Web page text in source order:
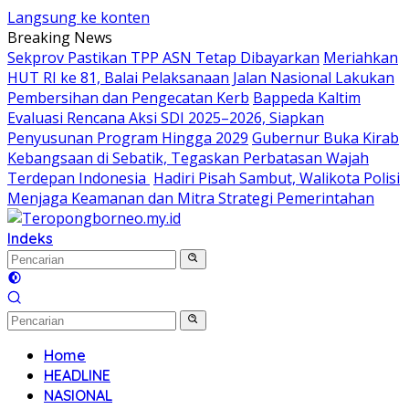
Langsung ke konten
Breaking News
Sekprov Pastikan TPP ASN Tetap Dibayarkan Meriahkan
HUT RI ke 81, Balai Pelaksanaan Jalan Nasional Lakukan
Pembersihan dan Pengecatan Kerb Bappeda Kaltim
Evaluasi Rencana Aksi SDI 2025–2026, Siapkan
Penyusunan Program Hingga 2029 Gubernur Buka Kirab
Kebangsaan di Sebatik, Tegaskan Perbatasan Wajah
Terdepan Indonesia Hadiri Pisah Sambut, Walikota Polisi
Menjaga Keamanan dan Mitra Strategi Pemerintahan
Indeks
Home
HEADLINE
NASIONAL